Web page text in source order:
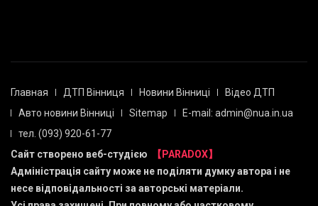
Главная ДТП Вінниця Новини Вінниці
Відео ДТП
Авто новини Вінниці
Sitemap
E-mail: admin@nua.in.ua
тел. (093) 920-61-77
Сайт створено веб-студією
【PARADOX】
Адміністрація сайту може не поділяти думку автора і не
несе відповідальності за авторські матеріали.